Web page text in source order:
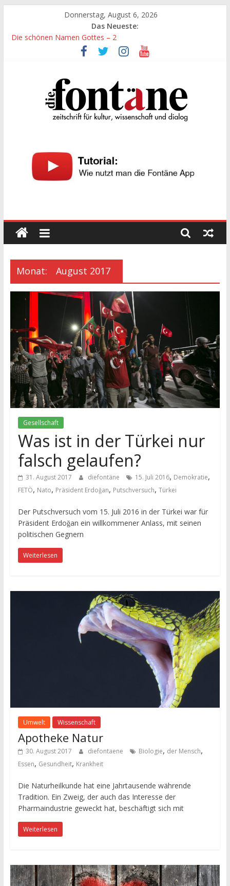
springen
Donnerstag, August 6, 2026
Das Neueste:
Die schönen Namen Gottes – 2
Werte, denen größte Sorgfalt entgegengebracht werden muss
Die schönen Namen Gottes
„Kind“ seiner Zeit sein
Die
Fontäne
kultur,
wissenschaft
und
dialog
Monat: August 2017
Gesellschaft
Was ist in der Türkei nur
falsch gelaufen?
31. August 2017 diefontäne 15. Juli 2016, Demokratie,
FETÖ, Nato, Präsident Erdoǧan, Putschversuch, Türkei
Der Putschversuch vom 15. Juli 2016 in der Türkei war für
Präsident Erdoǧan ein willkommener Anlass, mit seinen
politischen Gegnern
Weiterlesen
Umwelt Wissenschaft
Apotheke Natur
30. August 2017 diefontaene Biologie, der Mensch,
Essen, Gesundheit, Krankheit
Die Naturheilkunde hat eine Jahrtausende währende
Tradition. Ein Zweig, der auch das Interesse der
Pharmaindustrie geweckt hat, beschäftigt sich mit
Weiterlesen